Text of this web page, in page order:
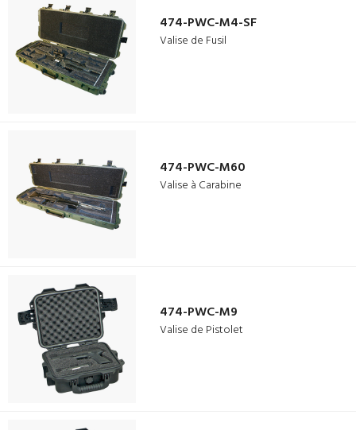
474-PWC-M4-SF
Valise de Fusil
474-PWC-M60
Valise à Carabine
474-PWC-M9
Valise de Pistolet